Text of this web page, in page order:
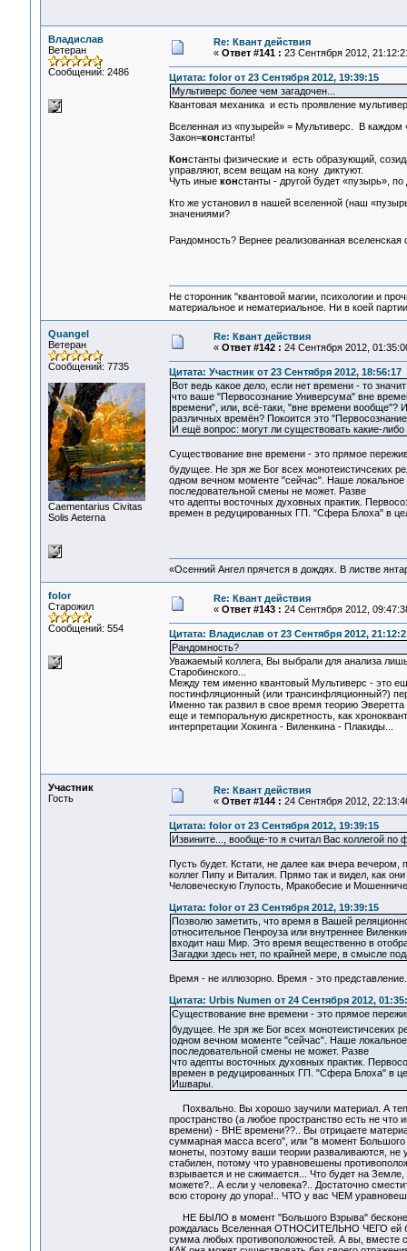
Владислав
Ветеран
Сообщений: 2486
Re: Квант действия
« Ответ #141 : 23 Сентября 2012,
Цитата: folor от 23 Сентября 2012, 19:39:15
Мультиверс более чем загадочен...
Квантовая механика и есть проявление
Вселенная из «пузырей» = Мультиверс. В
Закон=константы!
Константы физические и есть образующий,
управляют, всем вещам на кону диктуют.
Чуть иные константы - другой будет «пузырь»,
Кто же установил в нашей вселенной (наш
значениями?
Рандомность? Вернее реализованная вселенская
Не сторонник "квантовой магии, психологии и
материальное и нематериальное. Ни в коей
Quangel
Ветеран
Сообщений: 7735
Сaementarius Civitas
Solis Aeterna
Re: Квант действия
« Ответ #142 : 24 Сентября 2012,
Цитата: Участник от 23 Сентября 2012, 18:56:17
Вот ведь какое дело, если нет времени - то
что ваше "Первосознание Универсума" вне
времени", или, всё-таки, "вне времени вообще"?
различных времён? Покоится это
И ещё вопрос: могут ли существовать какие-
Существование вне времени - это прямое
будущее. Не зря же Бог всех монотеистичсеких
одном вечном моменте "сейчас". Наше локальное
последовательной смены не может. Разве
что адепты восточных духовных практик.
времен в редуцированных ГП. "Сфера Блоха" в
«Осенний Ангел прячется в дождях. В листве
folor
Старожил
Сообщений: 554
Re: Квант действия
« Ответ #143 : 24 Сентября 2012,
Цитата: Владислав от 23 Сентября 2012,
Рандомность?
Уважаемый коллега, Вы выбрали для анализа
Старобинского...
Между тем именно квантовый Мультиверс - это
постинфляционный (или трансинфляционный?)
Именно так развил в свое время теорию
еще и темпоральную дискретность, как
интерпретации Хокинга - Виленкина - Плакиды...
Участник
Гость
Re: Квант действия
« Ответ #144 : 24 Сентября 2012,
Цитата: folor от 23 Сентября 2012, 19:39:15
Извините..., вообще-то я считал Вас коллегой по
Пусть будет. Кстати, не далее как вчера
коллег Пипу и Виталия. Прямо так и видел, как
Человеческую Глупость, Мракобесие и
Цитата: folor от 23 Сентября 2012, 19:39:15
Позволю заметить, что время в Вашей
относительное Пенроуза или внутреннее
входит наш Мир. Это время вещественно в
Загадки здесь нет, по крайней мере, в смысле
Время - не иллюзорно. Время - это
Цитата: Urbis Numen от 24 Сентября 2012,
Существование вне времени - это прямое
будущее. Не зря же Бог всех монотеистичсеких
одном вечном моменте "сейчас". Наше локальное
последовательной смены не может. Разве
что адепты восточных духовных практик.
времен в редуцированных ГП. "Сфера Блоха" в
Ишвары.
Похвально. Вы хорошо заучили материал. А
пространство (а любое пространство есть не что
времени) - ВНЕ времени??.. Вы отрицаете
суммарная масса всего", или "в момент
монеты, поэтому ваши теории разваливаются, не
стабилен, потому что уравновешены
взрывается и не сжимается... Что будет на
можете?.. А если у человека?.. Достаточно
всю сторону до упора!.. ЧТО у вас ЧЕМ
НЕ БЫЛО в момент "Большого Взрыва"
рождалась Вселенная ОТНОСИТЕЛЬНО ЧЕГО ей
сумма любых противоположностей. А вы, вместе